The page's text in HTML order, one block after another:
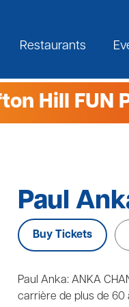
Restaurants
Hill FUN
Paul
Buy Tickets
Paul Anka: ANKA
carrière de plus de 60